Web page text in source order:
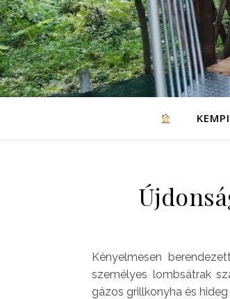
Kényelmesen
személyes lombsátrak
gázos grillkonyha és